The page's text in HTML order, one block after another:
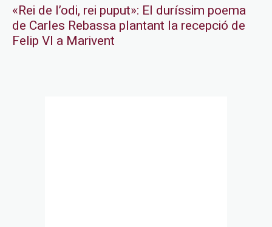
«Rei de l’odi, rei puput»: El duríssim poema
de Carles Rebassa plantant la recepció de
Felip VI a Marivent